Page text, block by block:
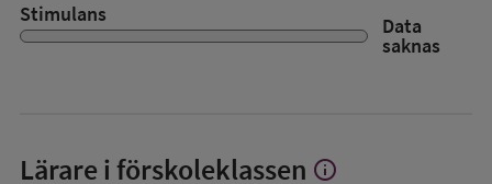
Stimulans
Data
saknas
Lärare i förskoleklassen Visa
info